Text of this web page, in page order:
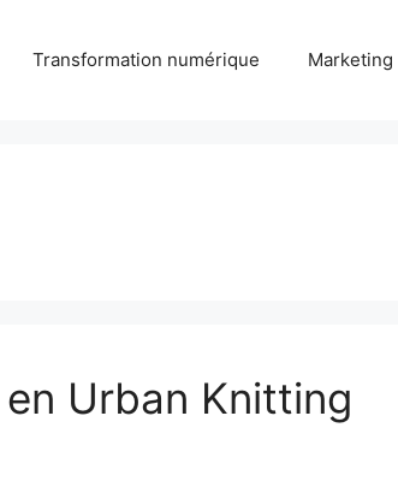
Transformation numérique Marketing
Urban Knitting